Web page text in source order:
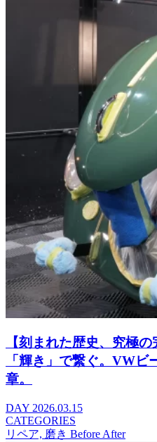
【刻まれた歴史、究極
「輝き」で繋ぐ。VW
章。
DAY 2026.03.15
CATEGORIES
リペア, 磨き Before After